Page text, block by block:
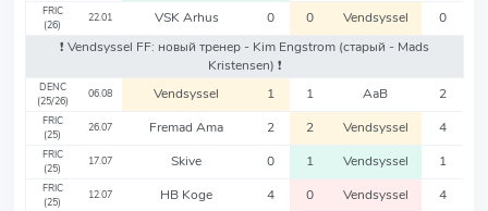
FRIC
(26)
22.01 VSK Arhus 0 0 Vendsyssel
0
❗️ Vendsyssel FF: новый тренер - Kim Engstrom (старый - Mads
Kristensen) ❗️
DENC
(25/26)
06.08 Vendsyssel 1 1 AaB 2
FRIC
(25)
26.07 Fremad Ama 2 2 Vendsyssel 4
FRIC
(25)
17.07 Skive 0 1 Vendsyssel 1
FRIC
(25)
12.07 HB Koge 4 0 Vendsyssel 4